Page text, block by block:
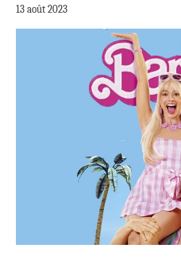
13 août 2023